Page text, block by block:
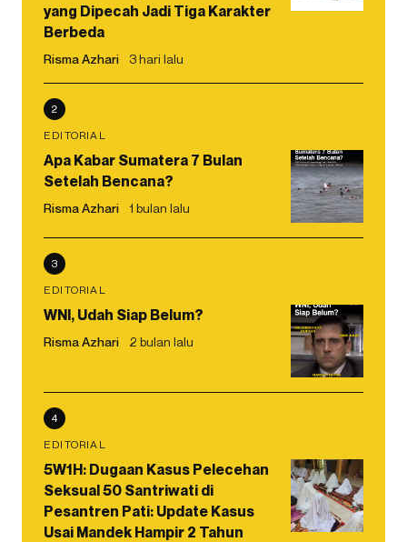
yang Dipecah Jadi Tiga Karakter
Berbeda
Risma Azhari 3 hari lalu
2
EDITORIAL
Apa Kabar Sumatera 7 Bulan
Setelah Bencana?
Risma Azhari 1 bulan lalu
3
EDITORIAL
WNI, Udah Siap Belum?
Risma Azhari 2 bulan lalu
4
EDITORIAL
5W1H: Dugaan Kasus Pelecehan
Seksual 50 Santriwati di
Pesantren Pati: Update Kasus
Usai Mandek Hampir 2 Tahun